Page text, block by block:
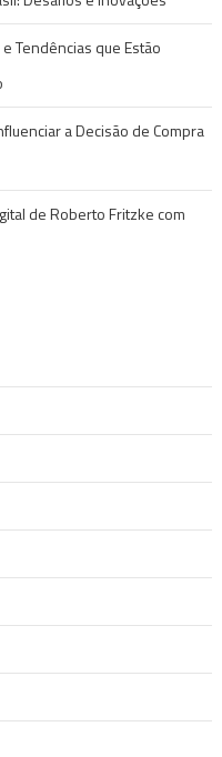
Tendências que Estão
a Decisão de Compra
de Roberto Fritzke com